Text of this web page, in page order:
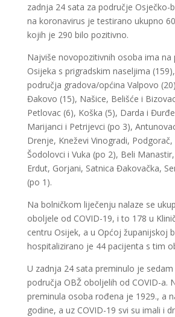
zadnja 24 sata za područje Osječko-
na koronavirus je testirano ukupno
kojih je 290 bilo pozitivno.
Najviše novopozitivnih osoba ima na
Osijeka s prigradskim naseljima
područja gradova/općina Valpovo
Đakovo (15), Našice, Belišće i
Petlovac (6), Koška (5), Darda i
Marijanci i Petrijevci (po 3),
Drenje, Kneževi Vinogradi,
Šodolovci i Vuka (po 2), Beli
Erdut, Gorjani, Satnica Đakovačka,
(po 1).
Na bolničkom liječenju nalaze se
oboljele od COVID-19, i to 178 u
centru Osijek, a u Općoj županijskoj
hospitalizirano je 44 pacijenta s tim
U zadnja 24 sata preminulo je
područja OBŽ oboljelih od COVID-a.
preminula osoba rođena je 1929., a
godine, a uz COVID-19 svi su imali i